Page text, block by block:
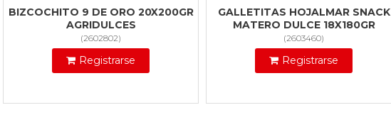
BIZCOCHITO 9 DE ORO 20X200GR
AGRIDULCES
(2602802)
Registrarse
GALLETITAS HOJALMAR SNACK
MATERO DULCE 18X180GR
(2603460)
Registrarse